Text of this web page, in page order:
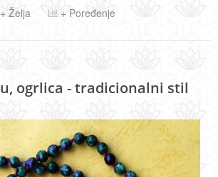
+ Želja + Poređenje
ogrlica - tradicionalni stil